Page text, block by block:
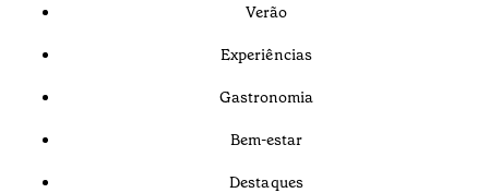
Verão
Experiências
Gastronomia
Bem-estar
Destaques